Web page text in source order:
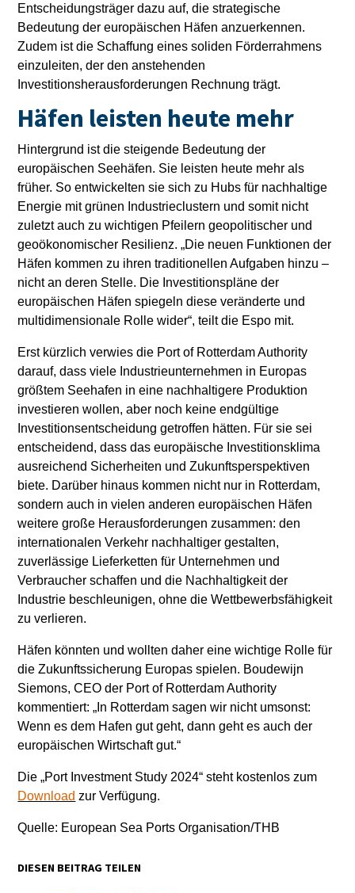
Entscheidungsträger dazu auf, die strategische
Bedeutung der europäischen Häfen anzuerkennen.
Zudem ist die Schaffung eines soliden Förderrahmens
einzuleiten, der den anstehenden
Investitionsherausforderungen Rechnung trägt.
Häfen leisten heute mehr
Hintergrund ist die steigende Bedeutung der
europäischen Seehäfen. Sie leisten heute mehr als
früher. So entwickelten sie sich zu Hubs für nachhaltige
Energie mit grünen Industrieclustern und somit nicht
zuletzt auch zu wichtigen Pfeilern geopolitischer und
geoökonomischer Resilienz. „Die neuen Funktionen der
Häfen kommen zu ihren traditionellen Aufgaben hinzu –
nicht an deren Stelle. Die Investitionspläne der
europäischen Häfen spiegeln diese veränderte und
multidimensionale Rolle wider“, teilt die Espo mit.
Erst kürzlich verwies die Port of Rotterdam Authority
darauf, dass viele Industrieunternehmen in Europas
größtem Seehafen in eine nachhaltigere Produktion
investieren wollen, aber noch keine endgültige
Investitionsentscheidung getroffen hätten. Für sie sei
entscheidend, dass das europäische Investitionsklima
ausreichend Sicherheiten und Zukunftsperspektiven
biete. Darüber hinaus kommen nicht nur in Rotterdam,
sondern auch in vielen anderen europäischen Häfen
weitere große Herausforderungen zusammen: den
internationalen Verkehr nachhaltiger gestalten,
zuverlässige Lieferketten für Unternehmen und
Verbraucher schaffen und die Nachhaltigkeit der
Industrie beschleunigen, ohne die Wettbewerbsfähigkeit
zu verlieren.
Häfen könnten und wollten daher eine wichtige Rolle für
die Zukunftssicherung Europas spielen. Boudewijn
Siemons, CEO der Port of Rotterdam Authority
kommentiert: „In Rotterdam sagen wir nicht umsonst:
Wenn es dem Hafen gut geht, dann geht es auch der
europäischen Wirtschaft gut.“
Die „Port Investment Study 2024“ steht kostenlos zum
Download zur Verfügung.
Quelle: European Sea Ports Organisation/THB
DIESEN BEITRAG TEILEN